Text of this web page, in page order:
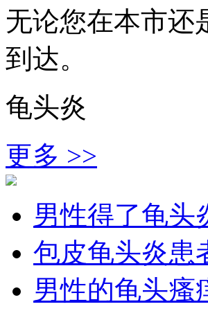
无论您在本市还
到达。
龟头炎
更多 >>
男性得了龟头
包皮龟头炎患
男性的龟头瘙